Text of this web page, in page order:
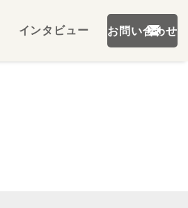
インタビュー お問い合わせ